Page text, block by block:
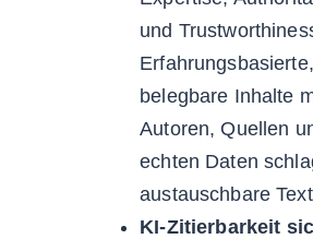
und
Erfahrungsbasierte,
belegbare Inhalte
Autoren, Quellen
echten Daten
austauschbare
KI-Zitierbarkeit